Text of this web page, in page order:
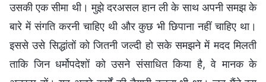
उसकी एक सीमा थी। मुझे दरअसल हान ली के साथ अपनी समझ के
बारे में संगति करनी चाहिए थी और कुछ भी छिपाना नहीं चाहिए था।
इससे उसे सिद्धांतों को जितनी जल्दी हो सके समझने में मदद मिलती
ताकि जिन धर्मोपदेशों को उसने संसाधित किया है, वे मानक के